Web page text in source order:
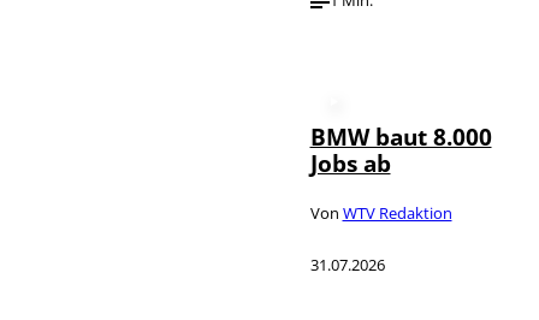
BMW baut 8.000
Jobs ab
Von WTV Redaktion
31.07.2026